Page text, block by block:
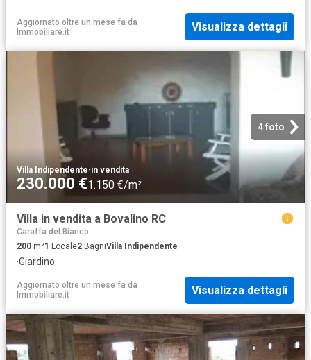
Aggiornato oltre un mese fa da
Immobiliare.it
Visualizza dettagli
4 foto
Villa Indipendente·in vendita
230.000 €1.150 €/m²
Villa in vendita a Bovalino RC
Caraffa del Bianco
200 m²1 Locale2 BagniVilla Indipendente
·Giardino
Aggiornato oltre un mese fa da
Immobiliare.it
Visualizza dettagli